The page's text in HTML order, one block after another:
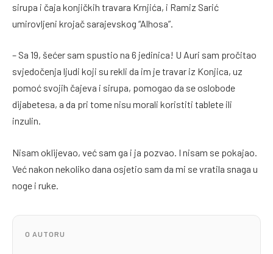
sirupa i čaja konjičkih travara Krnjića, i Ramiz Sarić
umirovljeni krojač sarajevskog “Alhosa”.
– Sa 19, šećer sam spustio na 6 jedinica! U Auri sam pročitao
svjedočenja ljudi koji su rekli da im je travar iz Konjica, uz
pomoć svojih čajeva i sirupa, pomogao da se oslobode
dijabetesa, a da pri tome nisu morali koristiti tablete ili
inzulin.
Nisam oklijevao, već sam ga i ja pozvao. I nisam se pokajao.
Već nakon nekoliko dana osjetio sam da mi se vratila snaga u
noge i ruke.
O AUTORU